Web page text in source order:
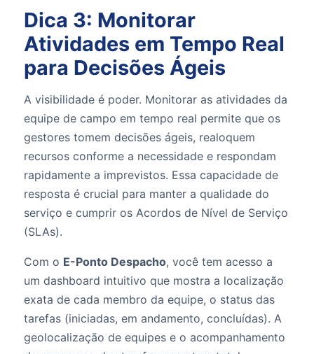
Dica 3: Monitorar
Atividades em Tempo Real
para Decisões Ágeis
A visibilidade é poder. Monitorar as atividades da
equipe de campo em tempo real permite que os
gestores tomem decisões ágeis, realoquem
recursos conforme a necessidade e respondam
rapidamente a imprevistos. Essa capacidade de
resposta é crucial para manter a qualidade do
serviço e cumprir os Acordos de Nível de Serviço
(SLAs).
Com o E-Ponto Despacho, você tem acesso a
um dashboard intuitivo que mostra a localização
exata de cada membro da equipe, o status das
tarefas (iniciadas, em andamento, concluídas). A
geolocalização de equipes e o acompanhamento